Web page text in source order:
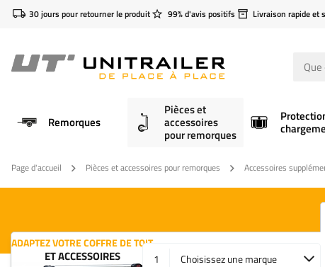
30 jours pour retourner le produit 99% d'avis positifs Livraison rapide et
Remorques
Pièces et
accessoires
pour remorques
Page d'accueil Pièces et accessoires pour remorques Accessoires
ADAPTEZ VOTRE COFFRE DE TOIT
ET ACCESSOIRES 1 Choisissez une marque